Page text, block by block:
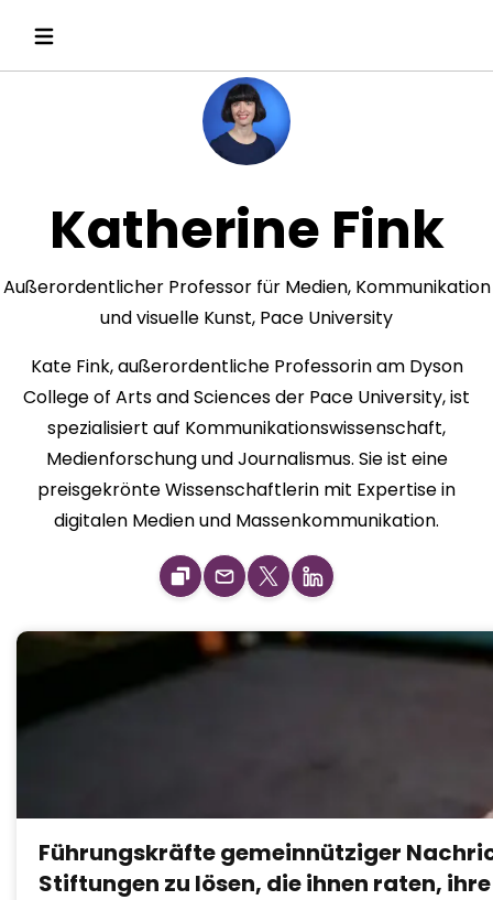
Katherine Fink
Außerordentlicher Professor für Medien, Kommunikation
und visuelle Kunst, Pace University
Kate Fink, außerordentliche Professorin am Dyson
College of Arts and Sciences der Pace University, ist
spezialisiert auf Kommunikationswissenschaft,
Medienforschung und Journalismus. Sie ist eine
preisgekrönte Wissenschaftlerin mit Expertise in
digitalen Medien und Massenkommunikation.
Führungskräfte gemeinnütziger
Stiftungen zu lösen, die ihnen raten,